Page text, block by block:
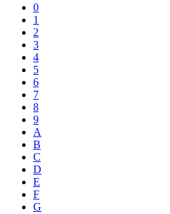
0
1
2
3
4
5
6
7
8
9
A
B
C
D
E
F
G